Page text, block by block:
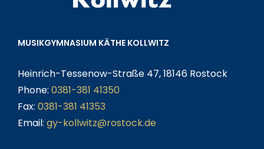
MUSIKGYMNASIUM KÄTHE KOLLWITZ
Heinrich-Tessenow-Straße 47, 18146 Rostock
Phone: 0381-381 41350
Fax: 0381-381 41353
Email: gy-kollwitz@rostock.de